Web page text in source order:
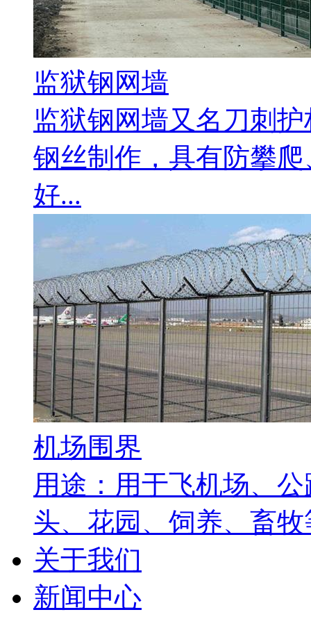
监狱钢网墙
监狱钢网墙又名刀刺
钢丝制作，具有防攀
好...
机场围界
用途：用于飞机场、
头、花园、饲养、畜
关于我们
新闻中心